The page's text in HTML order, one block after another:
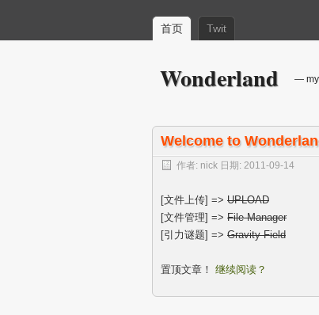
首页 Twit
Wonderland — my
Welcome to
作者: nick 日期: 2011-09-14
[文件上传] => UPLOAD
[文件管理] => File Manager
[引力谜题] => Gravity Field
置顶文章！ 继续阅读？